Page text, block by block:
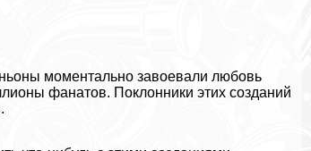
моментально завоевали любовь
фанатов. Поклонники этих созданий